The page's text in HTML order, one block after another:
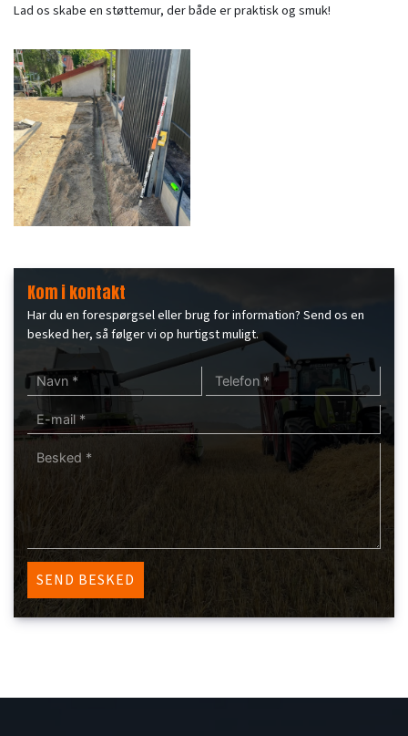
Lad os skabe en støttemur, der både er praktisk og smuk!
Kom i kontakt
Har du en forespørgsel eller brug for information? Send os en
besked her, så følger vi op hurtigst muligt.